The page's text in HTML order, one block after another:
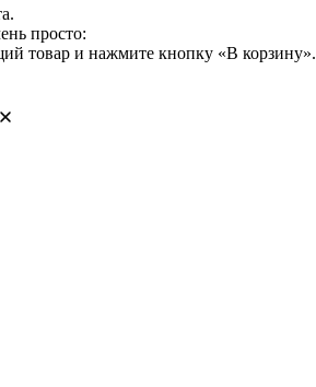
просто:
товар и нажмите кнопку «В корзину».